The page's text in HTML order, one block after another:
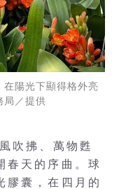
陽光下顯得格外亮
／提供
吹拂、萬物甦
春天的序曲。球
膠囊，在四月的